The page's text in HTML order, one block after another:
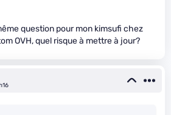
question pour mon kimsufi chez
OVH, quel risque à mettre à jour?